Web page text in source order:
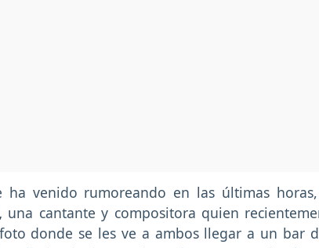
ha venido rumoreando en las últimas
una cantante y compositora quien
donde se les ve a ambos llegar a un bar